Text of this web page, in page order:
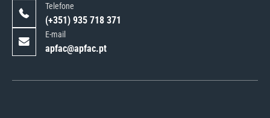
Telefone
(+351) 935 718 371
E-mail
apfac@apfac.pt